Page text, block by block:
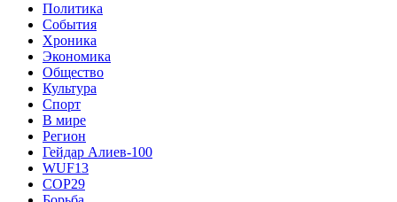
Политика
События
Хроника
Экономика
Общество
Культура
Спорт
В мире
Регион
Гейдар Алиев-100
WUF13
COP29